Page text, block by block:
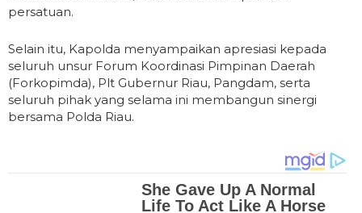
persatuan.
Selain itu, Kapolda menyampaikan apresiasi kepada
seluruh unsur Forum Koordinasi Pimpinan Daerah
(Forkopimda), Plt Gubernur Riau, Pangdam, serta
seluruh pihak yang selama ini membangun sinergi
bersama Polda Riau.